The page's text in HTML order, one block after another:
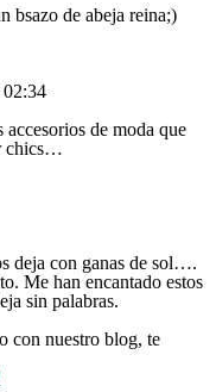
bsazo de abeja reina;)
02:34
de moda que
chics…
deja con ganas de sol….
Me han encantado estos
sin palabras.
con nuestro blog, te